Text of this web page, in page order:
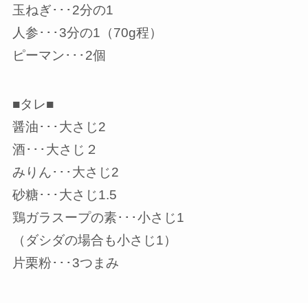
玉ねぎ･･･2分の1
人参･･･3分の1（70g程）
ピーマン･･･2個
■タレ■
醤油･･･大さじ2
酒･･･大さじ２
みりん･･･大さじ2
砂糖･･･大さじ1.5
鶏ガラスープの素･･･小さじ1
（ダシダの場合も小さじ1）
片栗粉･･･3つまみ